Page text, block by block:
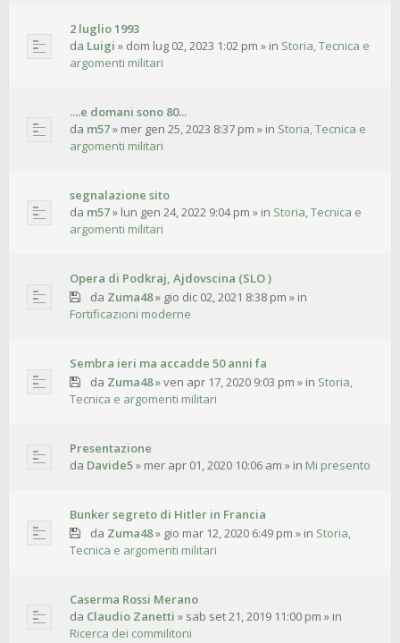
2 luglio 1993
da Luigi » dom lug 02, 2023 1:02 pm » in Storia, Tecnica e
argomenti militari
....e domani sono 80...
da m57» mer gen 25, 2023 8:37 pm » in Storia, Tecnica e
argomenti militari
segnalazione sito
da m57» lun gen 24, 2022 9:04 pm » in Storia, Tecnica e
argomenti militari
Opera di Podkraj, Ajdovscina (SLO )
da Zuma48» gio dic 02, 2021 8:38 pm » in
Fortificazioni moderne
Sembra ieri ma accadde 50 anni fa
da Zuma48»ven apr 17, 2020 9:03 pm » in Storia,
Tecnica e argomenti militari
Presentazione
da Davide5» mer apr 01, 2020 10:06 am » in Mi presento
Bunker segreto di Hitler in Francia
da Zuma48» gio mar 12, 2020 6:49 pm » in Storia,
Tecnica e argomenti militari
Caserma Rossi Merano
da Claudio Zanetti » sab set 21, 2019 11:00 pm » in
Ricerca dei commilitoni